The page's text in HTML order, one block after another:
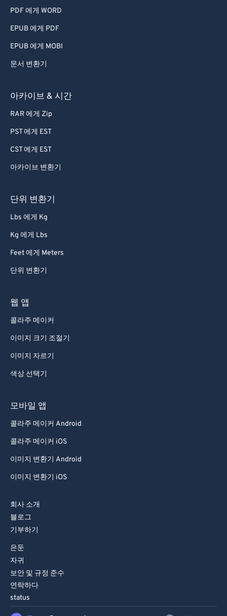
PDF 에게 WORD
EPUB 에게 PDF
EPUB 에게 MOBI
문서 변환기
아카이브 & 시간
RAR 에게 Zip
PST 에게 EST
CST 에게 EST
아카이브 변환기
단위 변환기
Lbs 에게 Kg
Kg 에게 Lbs
Feet 에게 Meters
단위 변환기
웹 앱
콜라주 메이커
이미지 크기 조절기
이미지 자르기
색상 선택기
모바일 앱
콜라주 메이커 Android
콜라주 메이커 iOS
이미지 변환기 Android
이미지 변환기 iOS
회사 소개
블로그
기부하기
은둔
자귀
보안 및 규정 준수
연락하다
status